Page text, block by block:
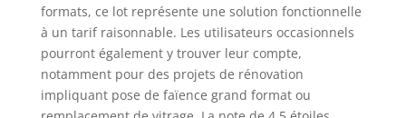
formats, ce lot représente une solution fonctionnelle
à un tarif raisonnable. Les utilisateurs occasionnels
pourront également y trouver leur compte,
notamment pour des projets de rénovation
impliquant pose de faïence grand format ou